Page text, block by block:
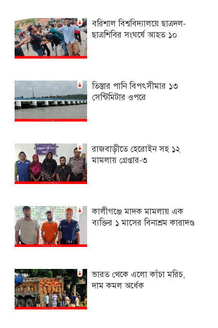
বরিশাল বিশ্ববিদ্যালয়ে ছাত্রদল-
ছাত্রশিবির সংঘর্ষে আহত ১০
তিস্তার পানি বিপৎসীমার ১৩
সেন্টিমিটার ওপরে
রাজবাড়ীতে হেরোইন সহ ১২
মামলায় গ্রেপ্তার-৩
কালীগঞ্জে মাদক মামলায় এক
ব্যক্তির ১ মাসের বিনাশ্রম কারাদণ্ড
ভারত থেকে এলো কাঁচা মরিচ,
দাম কমল অর্ধেক